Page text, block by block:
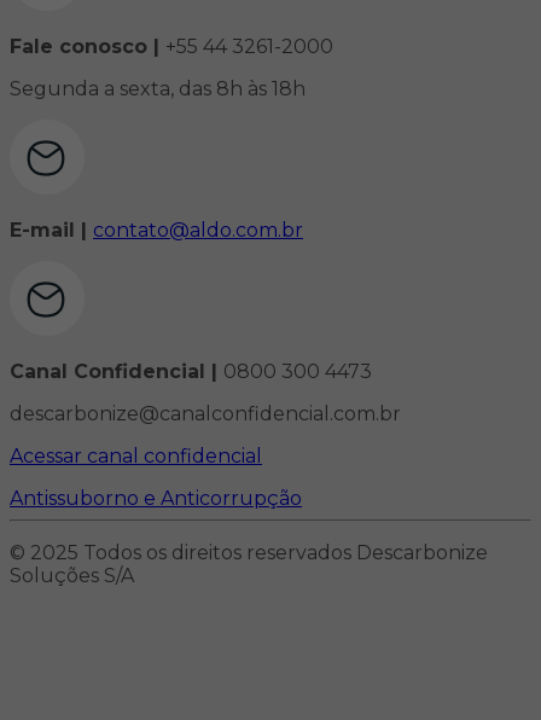
Fale conosco | +55 44 3261-2000
Segunda a sexta, das 8h às 18h
E-mail | contato@aldo.com.br
Canal Confidencial | 0800 300 4473
descarbonize@canalconfidencial.com.br
Acessar canal confidencial
Antissuborno e Anticorrupção
© 2025 Todos os direitos reservados Descarbonize
Soluções S/A